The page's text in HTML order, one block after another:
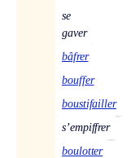
se
gaver
bâfrer
bouffer
boustifailler
s’empiffrer
boulotter